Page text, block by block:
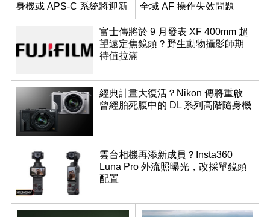
身機或 APS-C 系統將迎新
成員？
全域 AF 操作失效問題
富士傳將於 9 月發表 XF 400mm 超
望遠定焦鏡頭？野生動物攝影師期
待值拉滿
經典計畫大復活？Nikon 傳將重啟
曾經胎死腹中的 DL 系列高階隨身機
雲台相機再添新成員？Insta360
Luna Pro 外流照曝光，改採單鏡頭
配置